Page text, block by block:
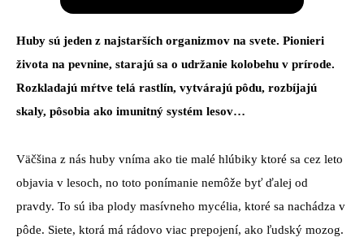
Huby sú jeden z najstarších organizmov na svete. Pionieri
života na pevnine, starajú sa o udržanie kolobehu v prírode.
Rozkladajú mŕtve telá rastlín, vytvárajú pôdu, rozbíjajú
skaly, pôsobia ako imunitný systém lesov…
Väčšina z nás huby vníma ako tie malé hlúbiky ktoré sa cez leto
objavia v lesoch, no toto ponímanie nemôže byť ďalej od
pravdy. To sú iba plody masívneho mycélia, ktoré sa nachádza v
pôde. Siete, ktorá má rádovo viac prepojení, ako ľudský mozog.